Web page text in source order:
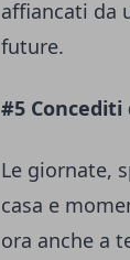
affiancati da
future.
#5
Le giornate,
casa e
ora anche a